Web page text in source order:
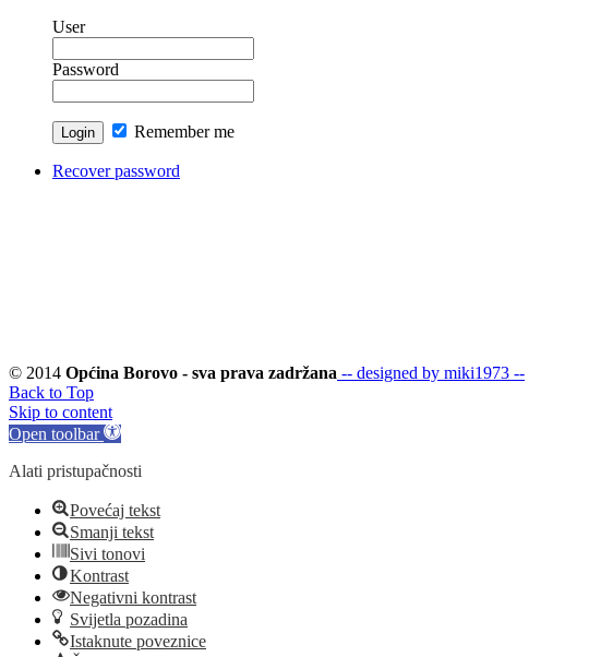
User
Password
Remember me
Recover password
© 2014 Općina Borovo - sva prava zadržana -- designed by miki1973 --
Back to Top
Skip to content
Open toolbar
Alati pristupačnosti
Povećaj tekst
Smanji tekst
Sivi tonovi
Kontrast
Negativni kontrast
Svijetla pozadina
Istaknute poveznice